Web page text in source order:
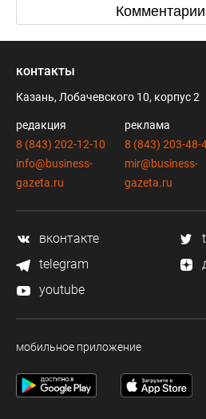
Комментарии
контакты
Казань, Лобачевского 10, корпус 2
редакция
8 (843) 202-12-10
info@business-
gazeta.ru
реклама
8 (843) 203-48-
mir@business-
gazeta.ru
вконтакте
telegram
youtube
мобильное приложение